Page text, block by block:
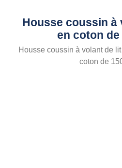
Housse coussin à
en coton
Housse coussin à volant de
coton de